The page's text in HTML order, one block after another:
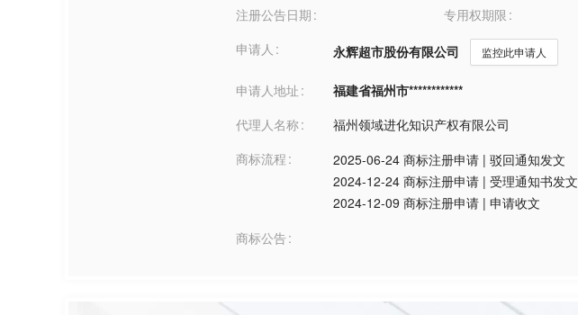
注册公告日期
专用权期限
申请人
永辉超市股份有限公司 监控此申请人
申请人地址
福建省福州市************
代理人名称
福州领域进化知识产权有限公司
商标流程
2025-06-24 商标注册申请 | 驳回通知发文
2024-12-24 商标注册申请 | 受理通知书发文
2024-12-09 商标注册申请 | 申请收文
商标公告